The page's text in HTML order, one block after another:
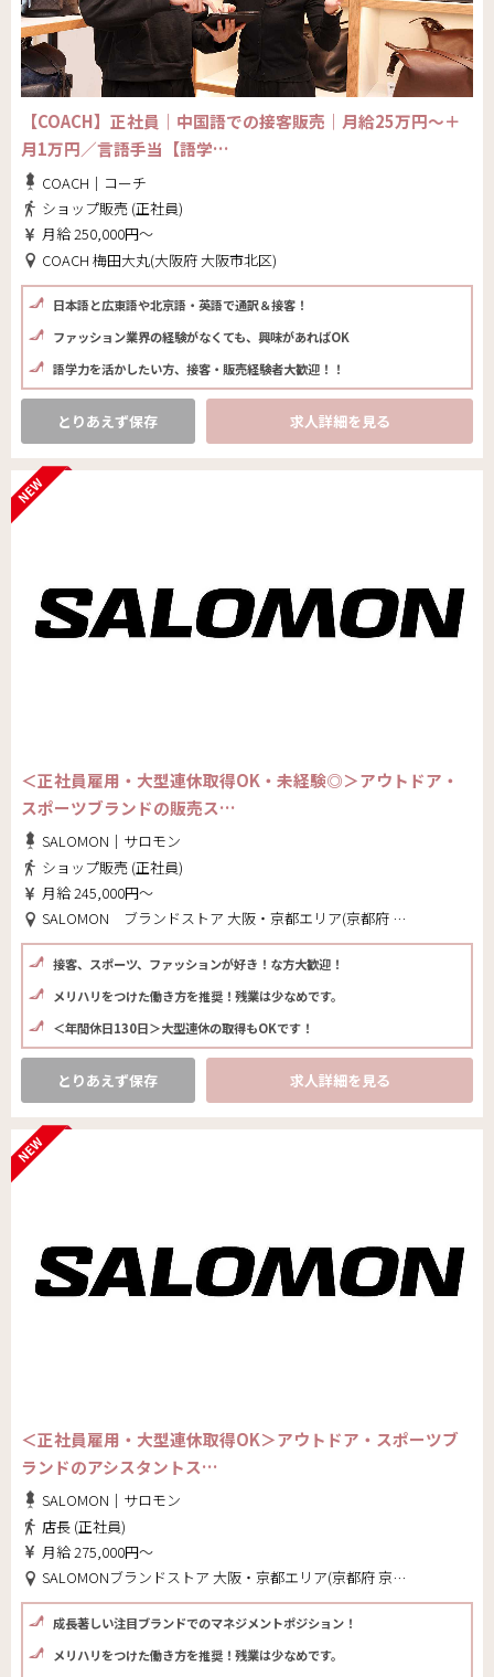
【COACH】正社員｜中国語での接客販売｜月給25万円～＋
月1万円／言語手当【語学…
COACH｜コーチ
ショップ販売 (正社員)
月給 250,000円～
COACH 梅田大丸(大阪府 大阪市北区)
日本語と広東語や北京語・英語で通訳＆接客！
ファッション業界の経験がなくても、興味があればOK
語学力を活かしたい方、接客・販売経験者大歓迎！！
とりあえず保存 求人詳細を見る
＜正社員雇用・大型連休取得OK・未経験◎＞アウトドア・
スポーツブランドの販売ス…
SALOMON｜サロモン
ショップ販売 (正社員)
月給 245,000円～
SALOMON ブランドストア 大阪・京都エリア(京都府 京都市中京区)
接客、スポーツ、ファッションが好き！な方大歓迎！
メリハリをつけた働き方を推奨！残業は少なめです。
＜年間休日130日＞大型連休の取得もOKです！
とりあえず保存 求人詳細を見る
＜正社員雇用・大型連休取得OK＞アウトドア・スポーツブ
ランドのアシスタントス…
SALOMON｜サロモン
店長 (正社員)
月給 275,000円～
SALOMONブランドストア 大阪・京都エリア(京都府 京都市中京区)
成長著しい注目ブランドでのマネジメントポジション！
メリハリをつけた働き方を推奨！残業は少なめです。